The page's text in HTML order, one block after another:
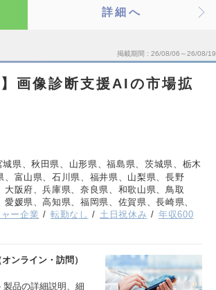
詳細へ
掲載期間 26/08/06～26/08/19
画像診断支援AIの市場拡
県、秋田県、山形県、福島県、茨城県、栃木
富山県、石川県、福井県、山梨県、長野
阪府、兵庫県、奈良県、和歌山県、鳥取
媛県、高知県、福岡県、佐賀県、長崎県、
ー企業 転勤なし 土日祝休み
年収600
ンライン・訪問）
品の詳細説明、細